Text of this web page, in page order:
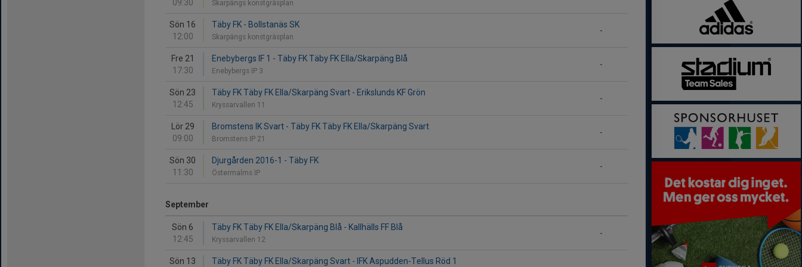
09:30 Skarpängs konstgräsplan
Sön 16
12:00
-
Täby FK - Bollstanäs SK
Skarpängs konstgräsplan
Fre 21
17:30
-
Enebybergs IF 1 - Täby FK Täby FK Ella/Skarpäng Blå
Enebybergs IP 3
Sön 23
12:45
-
Täby FK Täby FK Ella/Skarpäng Svart - Erikslunds KF Grön
Kryssarvallen 11
Lör 29
09:00
-
Bromstens IK Svart - Täby FK Täby FK Ella/Skarpäng Svart
Bromstens IP 21
Sön 30
11:30
-
Djurgården 2016-1 - Täby FK
Östermalms IP
September
Sön 6
12:45
-
Täby FK Täby FK Ella/Skarpäng Blå - Kallhälls FF Blå
Kryssarvallen 12
Sön 13 Täby FK Täby FK Ella/Skarpäng Svart - IFK Aspudden-Tellus Röd 1